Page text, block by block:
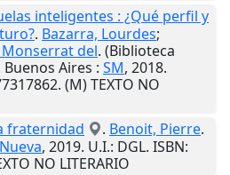
inteligentes : ¿Qué perfil y
. Bazarra, Lourdes;
Monserrat del. (Biblioteca
Buenos Aires : SM, 2018.
(M) TEXTO NO
fraternidad
. Benoit, Pierre.
, 2019. U.I.: DGL. ISBN:
NO LITERARIO